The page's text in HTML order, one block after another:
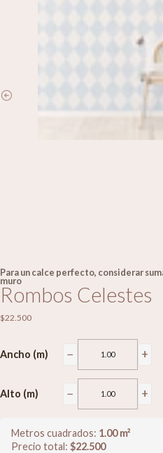
Para un calce perfecto, considerar
muro
Rombos Celestes
$22.500
Ancho (m) − +
Alto (m) − +
Metros cuadrados: 1.00m²
Precio total: $22.500